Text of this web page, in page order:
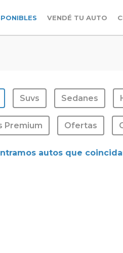
VENDÉ TU AUTO
Suvs Sedanes
Premium Ofertas
autos que